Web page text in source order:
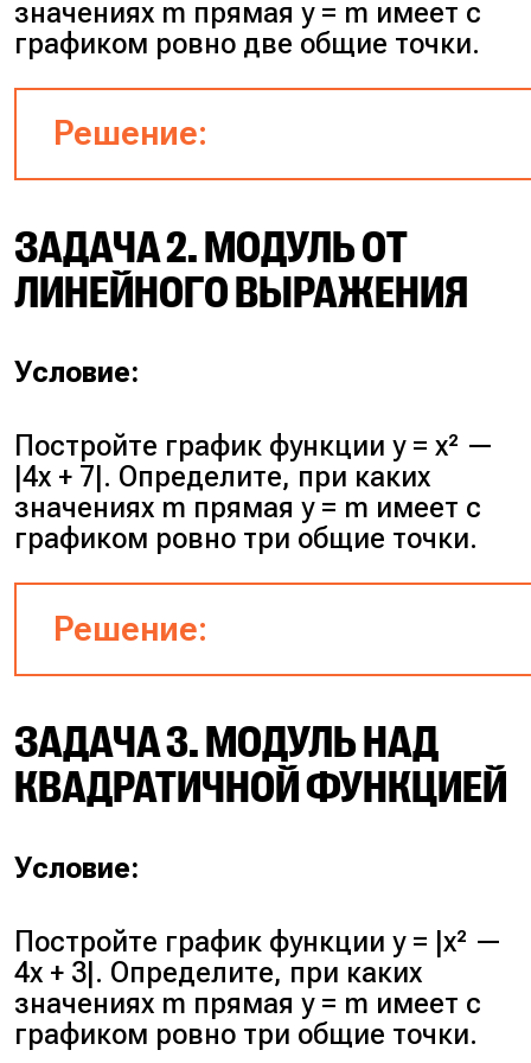
значениях m прямая y = m имеет с
графиком ровно две общие точки.
Решение:
Раскрываем модуль:
При x ≥ 0: y = x² — 4x.
-4). Точки для построения:
-3), (-4; -8). Точка (0; 0)
первому куску (закрашена),
второго куска x < 0, поэтому
выколота (пустой кружок).
ЗАДАЧА 2. МОДУЛЬ ОТ
ЛИНЕЙНОГО ВЫРАЖЕНИЯ
Условие:
Постройте график функции y = x² —
|4x + 7|. Определите, при каких
значениях m прямая y = m имеет с
графиком ровно три общие точки.
Решение:
ЗАДАЧА 3. МОДУЛЬ НАД
КВАДРАТИЧНОЙ ФУНКЦИЕЙ
Условие:
Постройте график функции y = |x² —
4x + 3|. Определите, при каких
значениях m прямая y = m имеет с
графиком ровно три общие точки.